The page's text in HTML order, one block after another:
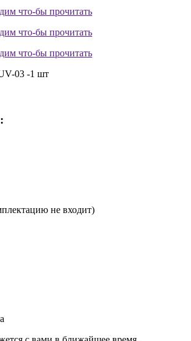
что-бы прочитать
что-бы прочитать
что-бы прочитать
03 -1 шт
не входит)